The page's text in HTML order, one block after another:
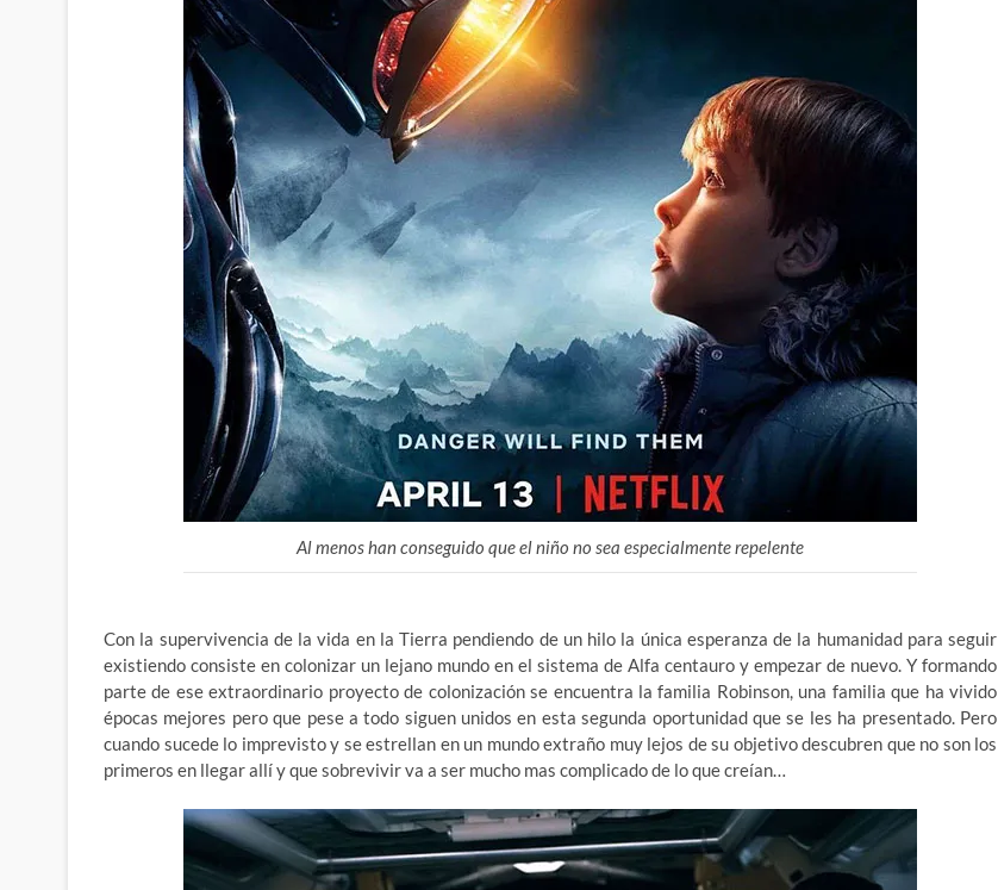
Al menos han conseguido que el niño no sea especialmente repelente
Con la supervivencia de la vida en la Tierra pendiendo de un hilo la única esperanza de la humanidad para seguir
existiendo consiste en colonizar un lejano mundo en el sistema de Alfa centauro y empezar de nuevo. Y formando
parte de ese extraordinario proyecto de colonización se encuentra la familia Robinson, una familia que ha vivido
épocas mejores pero que pese a todo siguen unidos en esta segunda oportunidad que se les ha presentado. Pero
cuando sucede lo imprevisto y se estrellan en un mundo extraño muy lejos de su objetivo descubren que no son los
primeros en llegar allí y que sobrevivir va a ser mucho mas complicado de lo que creían…